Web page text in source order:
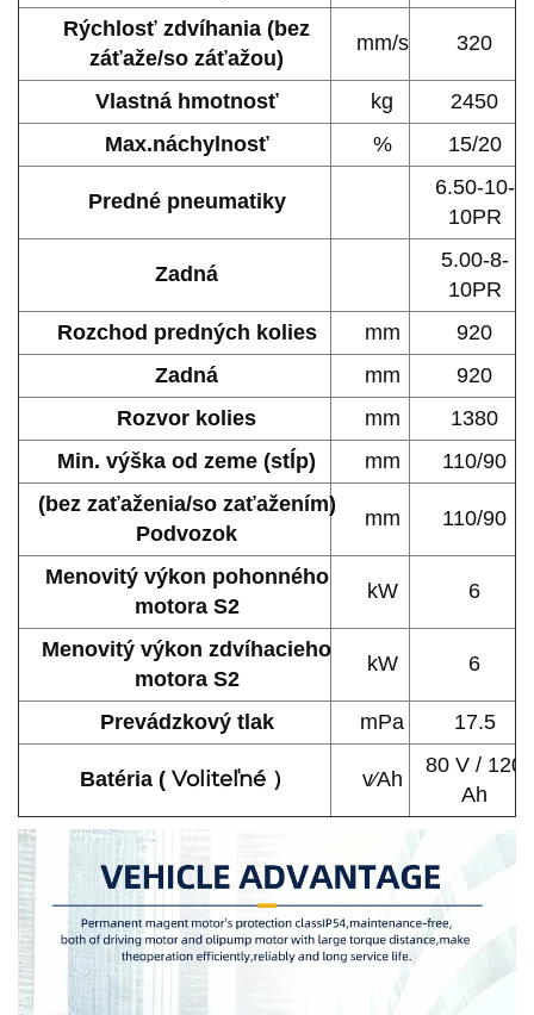
Rýchlosť zdvíhania (bez
záťaže/so záťažou)
mm/s 320
Vlastná hmotnosť kg
2450
Max.náchylnosť
% 15/20
Predné pneumatiky
6.50-10-
10PR
Zadná
5.00-8-
10PR
Rozchod predných kolies
mm
920
Zadná
mm
920
Rozvor kolies
mm
1380
Min. výška od zeme (stĺp)
mm
110/90
(bez zaťaženia/so zaťažením)
Podvozok
mm 110/90
Menovitý výkon pohonného
motora S2
kW 6
Menovitý výkon zdvíhacieho
motora S2
kW 6
Prevádzkový tlak mPa 17.5
Batéria ( Voliteľné ） v∕Ah
80 V / 120
Ah